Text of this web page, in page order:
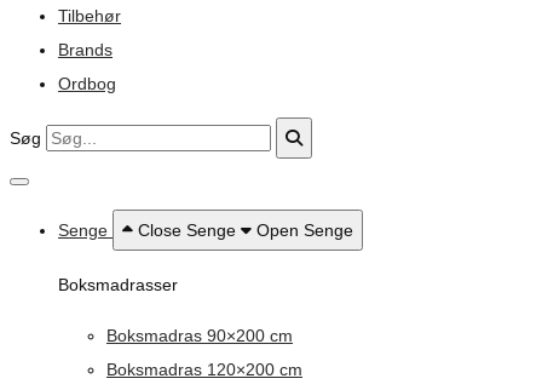
Tilbehør
Brands
Ordbog
Søg
Senge Close Senge Open Senge
Boksmadrasser
Boksmadras 90×200 cm
Boksmadras 120×200 cm